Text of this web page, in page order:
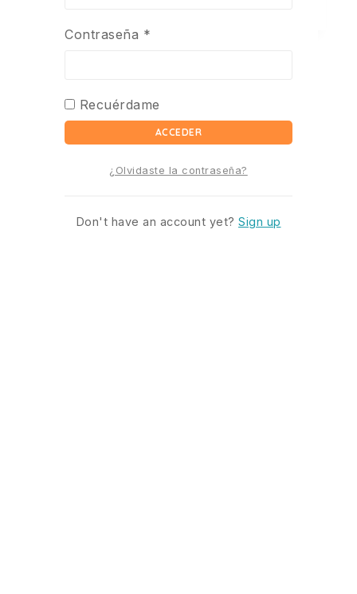
Contraseña *
Recuérdame
ACCEDER
¿Olvidaste la contraseña?
Don't have an account yet? Sign up